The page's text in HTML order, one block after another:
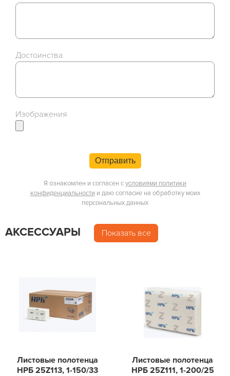
Достоинства
Изображения
Отправить
Я ознакомлен и согласен сусловиями политики
конфиденциальности и даю согласие на обработку моих
персональных данных
АКСЕССУАРЫ Показать все
Листовые полотенца
НРБ 25Z113, 1-150/33
Листовые полотенца
НРБ 25Z111, 1-200/25